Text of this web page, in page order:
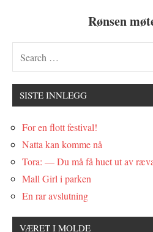
Rønsen
SISTE INNLEGG
For en flott festival!
Natta kan komme nå
Tora: — Du må få huet ut av
Mall Girl i parken
En rar avslutning
VÆRET I MOLDE